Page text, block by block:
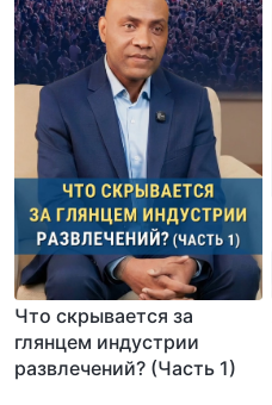
Что скрывается за
глянцем индустрии
развлечений? (Часть 1)